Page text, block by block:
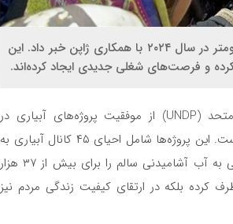
سازمان UNDP از احیای ۴۵ کانال آبیاری در افغانستان به طول ۱۰۰ کیلومتر در سال ۲۰۲۴ با همکاری ژاپن خبر داد. این
، سازمان توسعه‌یافتگی ملل متحد (UNDP) از موفقیت پروژه‌های آبیاری در
افغانستان خبر داد که در سال ۲۰۲۴ با همکاری دولت ژاپن اجرایی شده است. این پروژه‌ها شامل احیای ۴۵ کانال آبیاری به
طول ۱۰۰ کیلومتر در مناطق مختلف افغانستان است که توانسته دسترسی به آب آشامیدنی سالم را برای بیش از ۳۷ هزار
کرده بلکه در ارتقای کیفیت زندگی مردم نیز